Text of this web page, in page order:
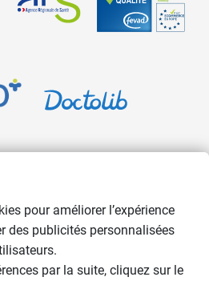
du e-commerce et de la vente à
Europe Trustmark.
pour améliorer l’expérience
des publicités personnalisées
par la suite, cliquez sur le